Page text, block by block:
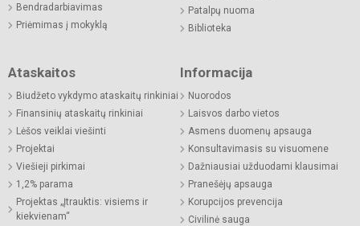
Bendradarbiavimas
Priėmimas į mokyklą
Patalpų nuoma
Biblioteka
Ataskaitos
Biudžeto vykdymo ataskaitų rinkiniai
Finansinių ataskaitų rinkiniai
Lėšos veiklai viešinti
Projektai
Viešieji pirkimai
1,2% parama
Projektas „Įtrauktis: visiems ir
kiekvienam“
Informacija
Nuorodos
Laisvos darbo vietos
Asmens duomenų apsauga
Konsultavimasis su visuomene
Dažniausiai užduodami klausimai
Pranešėjų apsauga
Korupcijos prevencija
Civilinė sauga